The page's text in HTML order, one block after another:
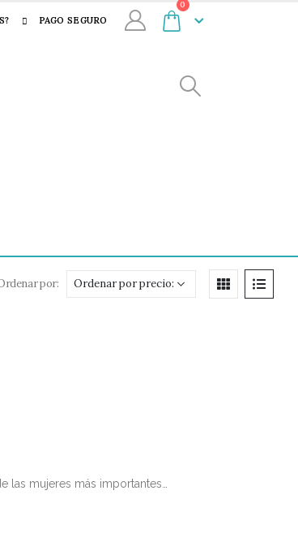
PAGO SEGURO
0
por:
las mujeres más importantes…